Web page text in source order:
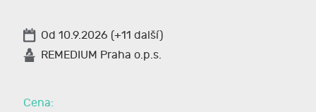
Od 10.9.2026 (+11 další)
REMEDIUM Praha o.p.s.
Cena: